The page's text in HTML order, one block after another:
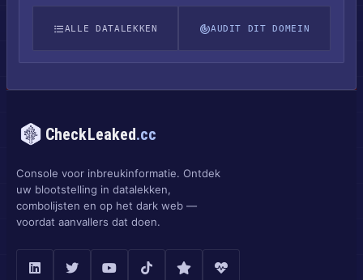
ALLE DATALEKKEN AUDIT DIT DOMEIN
CheckLeaked.cc
Console voor inbreukinformatie. Ontdek
uw blootstelling in datalekken,
combolijsten en op het dark web —
voordat aanvallers dat doen.